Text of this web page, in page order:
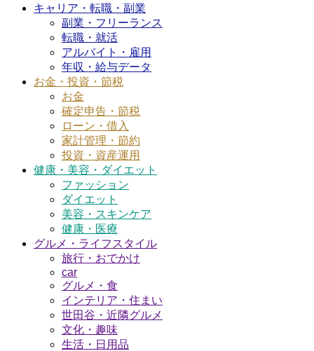
キャリア・転職・副業
副業・フリーランス
転職・就活
アルバイト・雇用
年収・給与データ
お金・投資・節税
お金
確定申告・節税
ローン・借入
家計管理・節約
投資・資産運用
健康・美容・ダイエット
ファッション
ダイエット
美容・スキンケア
健康・医療
グルメ・ライフスタイル
旅行・おでかけ
car
グルメ・食
インテリア・住まい
世田谷・近隣グルメ
文化・趣味
生活・日用品